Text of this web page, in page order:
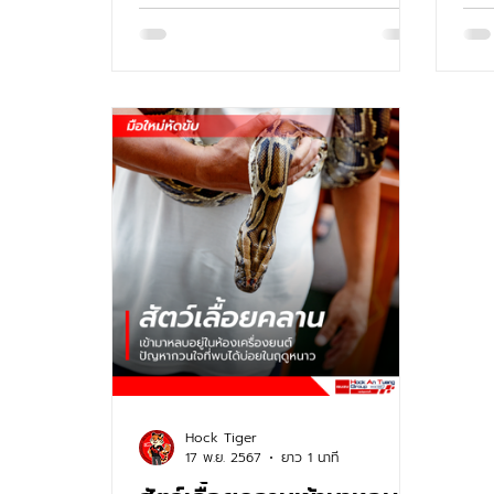
Hock Tiger
17 พ.ย. 2567
ยาว 1 นาที